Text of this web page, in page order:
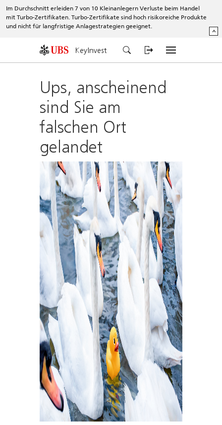
Im Durchschnitt erleiden 7 von 10 Kleinanlegern Verluste beim Handel
mit Turbo-Zertifikaten. Turbo-Zertifikate sind hoch risikoreiche Produkte
und nicht für langfristige Anlagestrategien geeignet.
^
KeyInvest
Ups, anscheinend
sind Sie am
falschen Ort
gelandet